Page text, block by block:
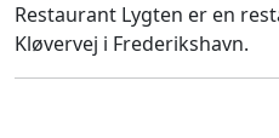
Restaurant Lygten er en
Kløvervej i Frederikshavn.